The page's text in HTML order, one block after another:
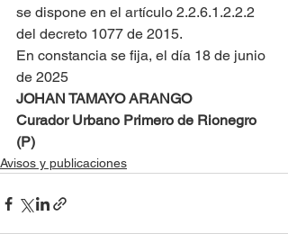
se dispone en el artículo 2.2.6.1.2.2.2
del decreto 1077 de 2015.
En constancia se fija, el día 18 de junio
de 2025
JOHAN TAMAYO ARANGO
Curador Urbano Primero de Rionegro
(P)
Avisos y publicaciones